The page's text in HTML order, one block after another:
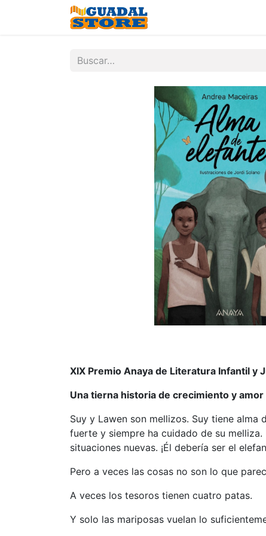
XIX Premio Anaya de Literatura Infantil y
Una tierna historia de crecimiento y
Suy y Lawen son mellizos. Suy tiene
fuerte y siempre ha cuidado de su
situaciones nuevas. ¡Él debería ser el
Pero a veces las cosas no son lo que
A veces los tesoros tienen cuatro patas.
Y solo las mariposas vuelan lo